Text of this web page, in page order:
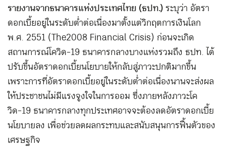
รายงานจากธนาคารแห่งประเทศไทย (ธปท.)ระบุว่า อัตรา
ดอกเบี้ยอยู่ในระดับต่ำต่อเนื่องมาตั้งแต่วิกฤตการเงินโลก
พ.ศ. 2551 (The 2008 Financial Crisis) ก่อนจะเกิด
สถานการณ์โควิด-19 ธนาคารกลางบางแห่งรวมถึง ธปท. ได้
ปรับขึ้นอัตราดอกเบี้ยนโยบายให้กลับสู่ภาวะปกติมากขึ้น
เพราะการที่อัตราดอกเบี้ยอยู่ในระดับต่ำต่อเนื่องนานจะส่งผล
ให้ประชาชนไม่มีแรงจูงใจในการออม ซึ่งภายหลังภาวะโค
วิด-19 ธนาคารกลางทุกประเทศอาจจะต้องลดอัตราดอกเบี้ย
นโยบายลง เพื่อช่วยลดผลกระทบและสนับสนุนการฟื้นตัวของ
เศรษฐกิจ